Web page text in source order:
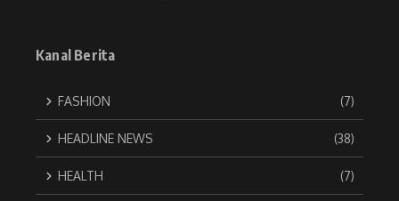
Kanal Berita
FASHION (7)
HEADLINE NEWS (38)
HEALTH (7)